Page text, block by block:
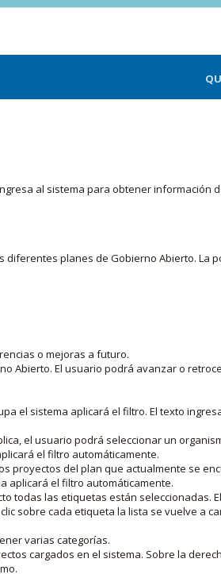
al sistema para obtener información
planes de Gobierno Abierto. La
o mejoras a futuro.
Abierto. El usuario podrá avanzar o
el sistema aplicará el filtro. El texto
el usuario podrá seleccionar un
el filtro automáticamente.
proyectos del plan que actualmente se
aplicará el filtro automáticamente.
todas las etiquetas están seleccionadas.
sobre cada etiqueta la lista se vuelve a
varias categorías.
cargados en el sistema. Sobre la